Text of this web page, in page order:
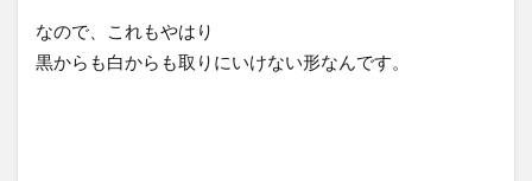
なので、これもやはり
黒からも白からも取りにいけない形なんです。